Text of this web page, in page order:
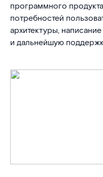
программного
потребностей
архитектуры,
и дальнейшую